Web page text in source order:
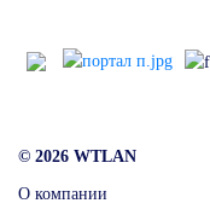
© 2026 WTLAN
О компании